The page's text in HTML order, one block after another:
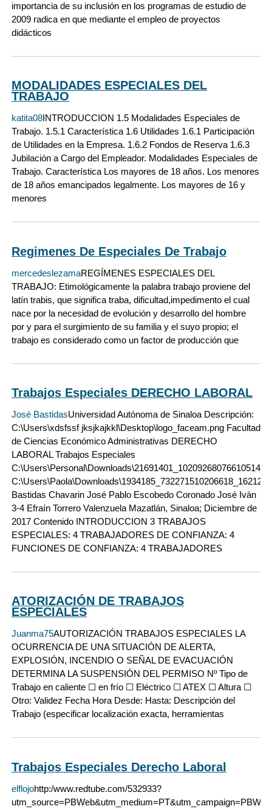
importancia de su inclusión en los programas de estudio de
2009 radica en que mediante el empleo de proyectos
didácticos
MODALIDADES ESPECIALES DEL
TRABAJO
katita08INTRODUCCION 1.5 Modalidades Especiales de
Trabajo. 1.5.1 Característica 1.6 Utilidades 1.6.1 Participación
de Utilidades en la Empresa. 1.6.2 Fondos de Reserva 1.6.3
Jubilación a Cargo del Empleador. Modalidades Especiales de
Trabajo. Característica Los mayores de 18 años. Los menores
de 18 años emancipados legalmente. Los mayores de 16 y
menores
Regimenes De Especiales De Trabajo
mercedeslezamaREGÍMENES ESPECIALES DEL
TRABAJO: Etimológicamente la palabra trabajo proviene del
latín trabis, que significa traba, dificultad,impedimento el cual
nace por la necesidad de evolución y desarrollo del hombre
por y para el surgimiento de su familia y el suyo propio; el
trabajo es considerado como un factor de producción que
Trabajos Especiales DERECHO LABORAL
José BastidasUniversidad Autónoma de Sinaloa Descripción:
C:\Users\xdsfssf jksjkajkkl\Desktop\logo_faceam.png Facultad
de Ciencias Económico Administrativas DERECHO
LABORAL Trabajos Especiales
Bastidas Chavarin José Pablo Escobedo Coronado José Iván
3-4 Efraín Torrero Valenzuela Mazatlán, Sinaloa; Diciembre de
2017 Contenido INTRODUCCION 3 TRABAJOS
ESPECIALES: 4 TRABAJADORES DE CONFIANZA: 4
FUNCIONES DE CONFIANZA: 4 TRABAJADORES
ATORIZACIÓN DE TRABAJOS
ESPECIALES
Juanma75AUTORIZACIÓN TRABAJOS ESPECIALES LA
OCURRENCIA DE UNA SITUACIÓN DE ALERTA,
EXPLOSIÓN, INCENDIO O SEÑAL DE EVACUACIÓN
DETERMINA LA SUSPENSIÓN DEL PERMISO Nº Tipo de
Trabajo en caliente ☐ en frío ☐ Eléctrico ☐ ATEX ☐ Altura ☐
Otro: Validez Fecha Hora Desde: Hasta: Descripción del
Trabajo (especificar localización exacta, herramientas
Trabajos Especiales Derecho Laboral
elflojohttp:/www.redtube.com/532933?
utm_source=PBWeb&utm_medium=PT&utm_campaign=PBWeb